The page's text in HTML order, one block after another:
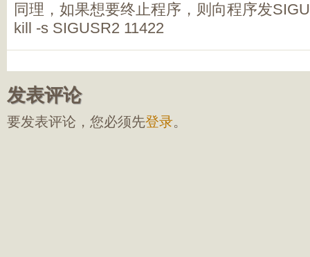
同理，如果想要终止程序，则向程序发
kill -s SIGUSR2 11422
发表评论
要发表评论，您必须先登录。